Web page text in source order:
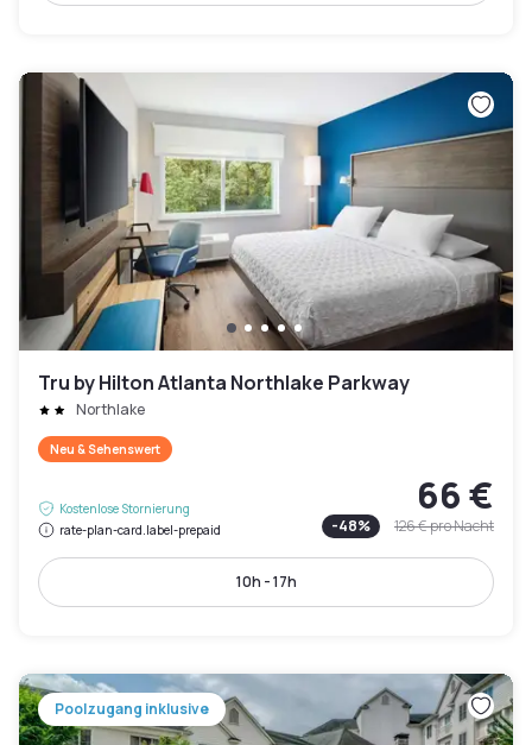
Tru by Hilton Atlanta Northlake Parkway
Northlake
Neu & Sehenswert
Kostenlose Stornierung
rate-plan-card.label-prepaid
66 €
-48% 126 €pro Nacht
10h - 17h
Poolzugang inklusive